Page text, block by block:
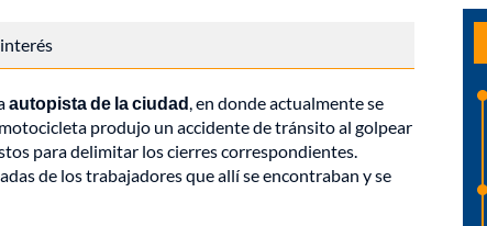
autopista de la ciudad, en donde actualmente se
produjo un accidente de tránsito al golpear
para delimitar los cierres correspondientes.
de los trabajadores que allí se encontraban y se